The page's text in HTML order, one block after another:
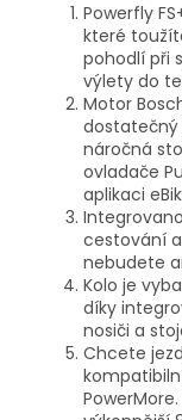
Powerfly
které
pohodlí při
výlety do
Motor
náročná
ovladače
aplikaci
cestování
nebudete
Kolo je
díky
nosiči a
Chcete